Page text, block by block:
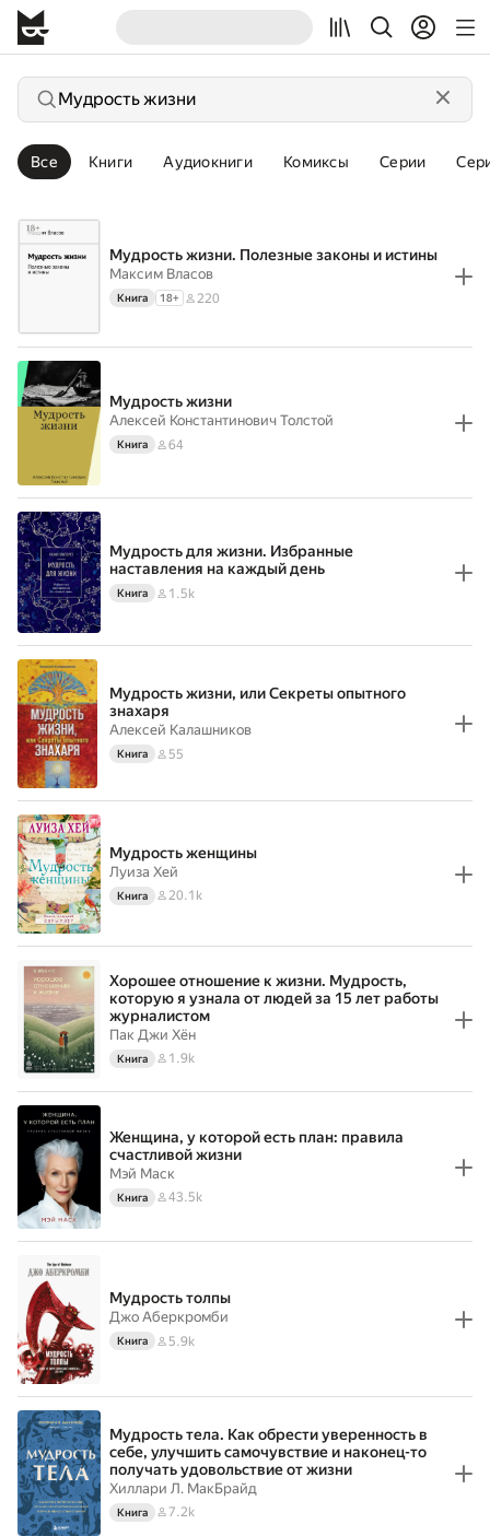
Все Книги Аудиокниги Комиксы Серии
Мудрость жизни. Полезные законы и истины
Максим Власов
Книга 18+ 220
Мудрость жизни
Алексей Константинович Толстой
Книга 64
Мудрость для жизни. Избранные
наставления на каждый день
Книга 1.5k
Мудрость жизни, или Секреты опытного
знахаря
Алексей Калашников
Книга 55
Мудрость женщины
Луиза Хей
Книга 20.1k
Хорошее отношение к жизни. Мудрость,
которую я узнала от людей за 15 лет работы
журналистом
Пак Джи Хён
Книга 1.9k
Женщина, у которой есть план: правила
счастливой жизни
Мэй Маск
Книга 43.5k
Мудрость толпы
Джо Аберкромби
Книга 5.9k
Мудрость тела. Как обрести уверенность в
себе, улучшить самочувствие и наконец-то
получать удовольствие от жизни
Хиллари Л. МакБрайд
Книга 7.2k